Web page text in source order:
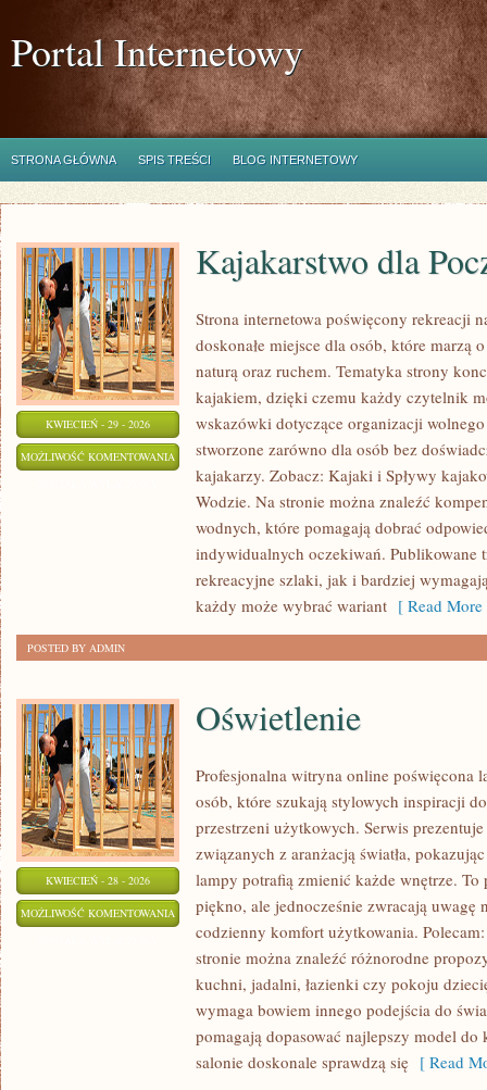
Portal Internetowy
STRONA GŁÓWNA SPIS TREŚCI BLOG INTERNETOWY
KWIECIEŃ - 29 - 2026
MOŻLIWOŚĆ KOMENTOWANIA KAJAKARSTWO
POCZĄTKUJĄCYCH
Kajakarstwo dla
Strona internetowa poświęcony rekreacji
doskonałe miejsce dla osób, które marzą
naturą oraz ruchem. Tematyka strony
kajakiem, dzięki czemu każdy czytelnik
wskazówki dotyczące organizacji
stworzone zarówno dla osób bez
kajakarzy. Zobacz: Kajaki i Spływy
Wodzie. Na stronie można znaleźć
wodnych, które pomagają dobrać
indywidualnych oczekiwań. Publikowane
rekreacyjne szlaki, jak i bardziej
każdy może wybrać wariant [ Read
POSTED BY ADMIN
KWIECIEŃ - 28 - 2026
MOŻLIWOŚĆ KOMENTOWANIA OŚWIETLENIE
Oświetlenie
Profesjonalna witryna online poświęcona
osób, które szukają stylowych inspiracji
przestrzeni użytkowych. Serwis
związanych z aranżacją światła,
lampy potrafią zmienić każde wnętrze.
piękno, ale jednocześnie zwracają uwagę
codzienny komfort użytkowania.
stronie można znaleźć różnorodne
kuchni, jadalni, łazienki czy pokoju
wymaga bowiem innego podejścia do
pomagają dopasować najlepszy model
salonie doskonale sprawdzą się [ Read